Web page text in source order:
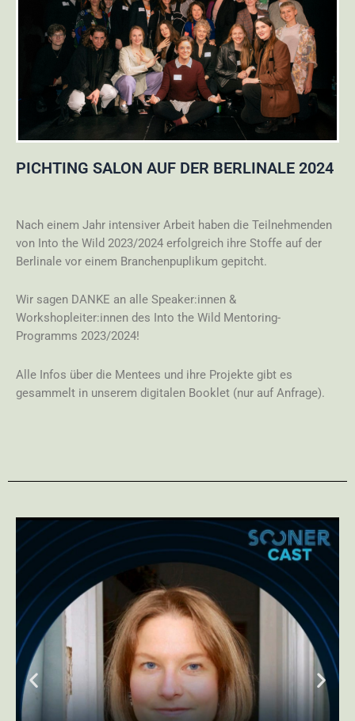
PICHTING SALON AUF DER BERLINALE 2024
Nach einem Jahr intensiver Arbeit haben die Teilnehmenden
von Into the Wild 2023/2024 erfolgreich ihre Stoffe auf der
Berlinale vor einem Branchenpuplikum gepitcht.
Wir sagen DANKE an alle Speaker:innen &
Workshopleiter:innen des Into the Wild Mentoring-
Programms 2023/2024!
Alle Infos über die Mentees und ihre Projekte gibt es
gesammelt in unserem digitalen Booklet (nur auf Anfrage).